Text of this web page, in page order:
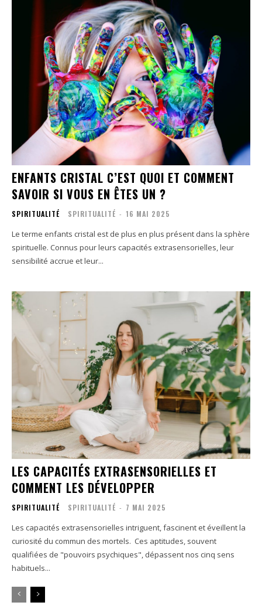
ENFANTS CRISTAL C’EST QUOI ET COMMENT
SAVOIR SI VOUS EN ÊTES UN ?
SPIRITUALITÉ SPIRITUALITÉ - 16 MAI 2025
Le terme enfants cristal est de plus en plus présent dans la sphère
spirituelle. Connus pour leurs capacités extrasensorielles, leur
sensibilité accrue et leur...
LES CAPACITÉS EXTRASENSORIELLES ET
COMMENT LES DÉVELOPPER
SPIRITUALITÉ SPIRITUALITÉ - 7 MAI 2025
Les capacités extrasensorielles intriguent, fascinent et éveillent la
curiosité du commun des mortels. Ces aptitudes, souvent
qualifiées de "pouvoirs psychiques", dépassent nos cinq sens
habituels...